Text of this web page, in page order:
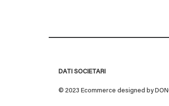
DATI SOCIETARI
© 2023 Ecommerce designed by